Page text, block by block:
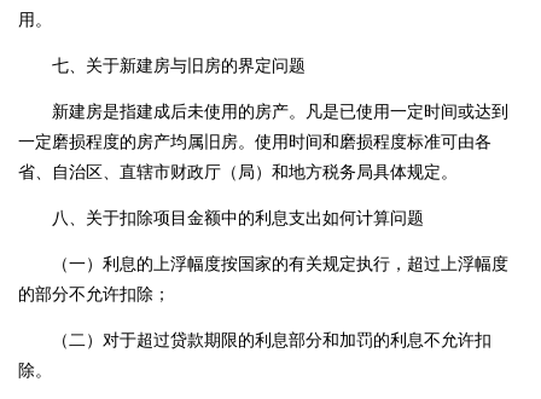
用。
七、关于新建房与旧房的界定问题
新建房是指建成后未使用的房产。凡是已使用一定时间或达到
一定磨损程度的房产均属旧房。使用时间和磨损程度标准可由各
省、自治区、直辖市财政厅（局）和地方税务局具体规定。
八、关于扣除项目金额中的利息支出如何计算问题
（一）利息的上浮幅度按国家的有关规定执行，超过上浮幅度
的部分不允许扣除；
（二）对于超过贷款期限的利息部分和加罚的利息不允许扣
除。